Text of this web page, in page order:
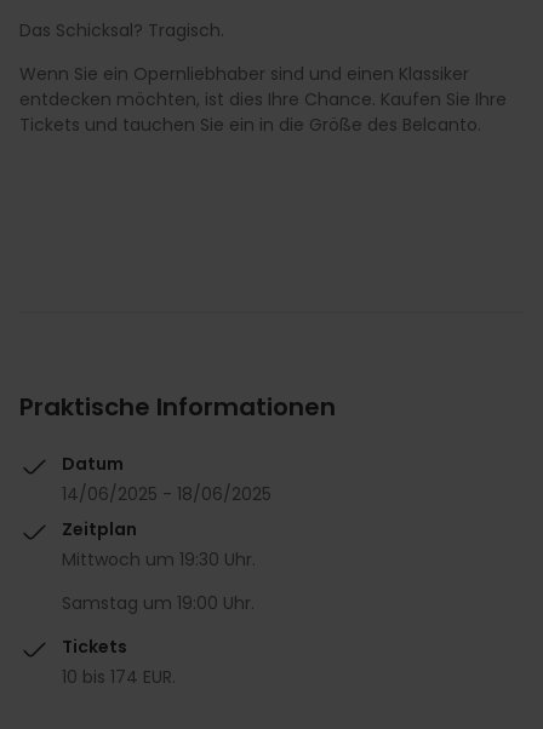
Das Schicksal? Tragisch.
Wenn Sie ein Opernliebhaber sind und einen Klassiker
entdecken möchten, ist dies Ihre Chance. Kaufen Sie Ihre
Tickets und tauchen Sie ein in die Größe des Belcanto.
Praktische Informationen
Datum
14/06/2025 - 18/06/2025
Zeitplan
Mittwoch um 19:30 Uhr.
Samstag um 19:00 Uhr.
Tickets
10 bis 174 EUR.